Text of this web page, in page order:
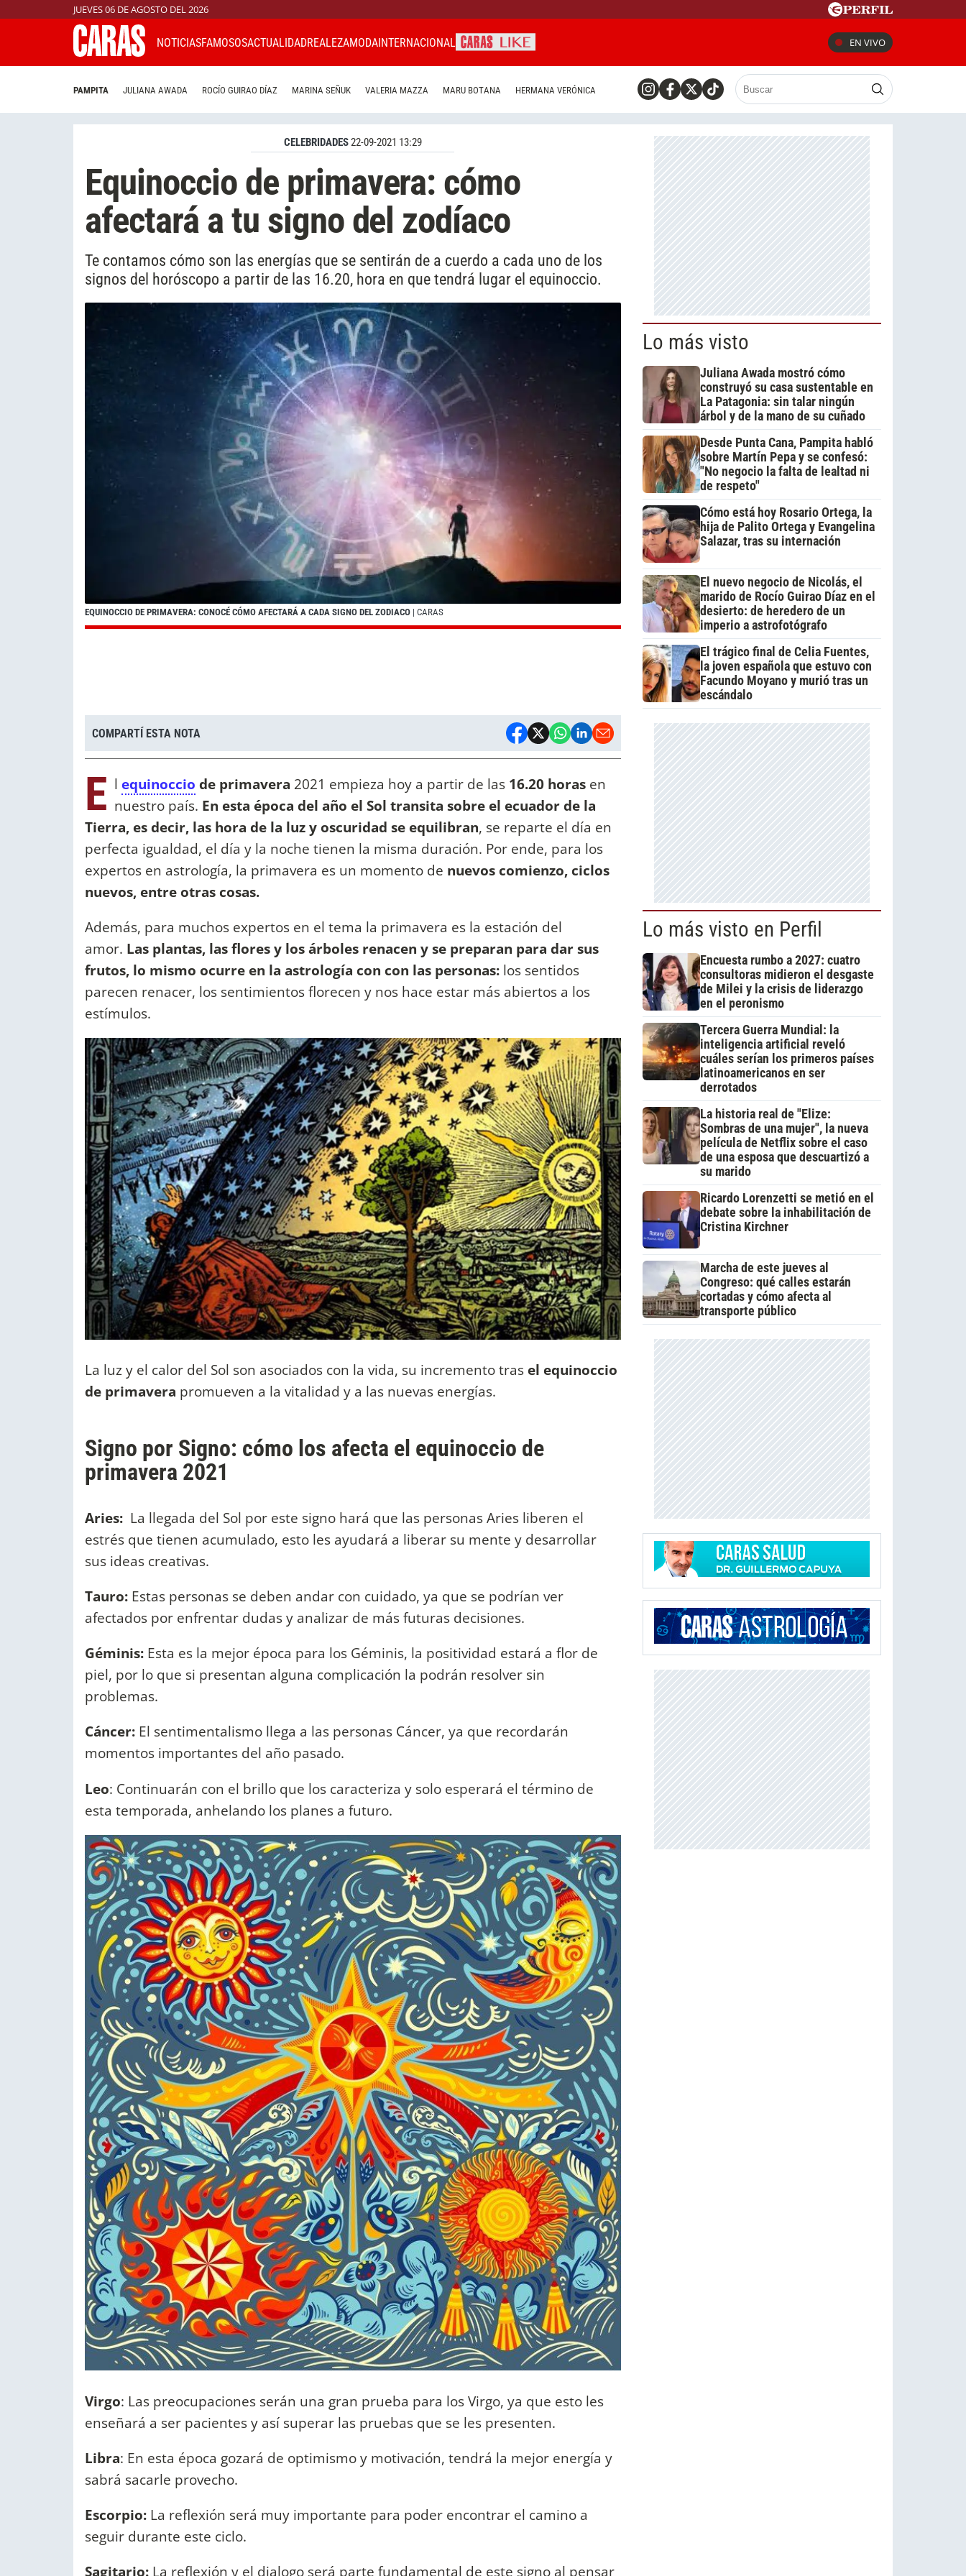
JUEVES 06 DE AGOSTO DEL 2026
NOTICIASFAMOSOSACTUALIDADREALEZAMODAINTERNACIONAL EN VIVO
PAMPITA JULIANA AWADA ROCÍO GUIRAO DÍAZ MARINA SEÑUK VALERIA MAZZA MARU BOTANA HERMANA VERÓNICA
CELEBRIDADES22-09-2021 13:29
Equinoccio de primavera: cómo
afectará a tu signo del zodíaco
Te contamos cómo son las energías que se sentirán de a cuerdo a cada uno de los
signos del horóscopo a partir de las 16.20, hora en que tendrá lugar el equinoccio.
EQUINOCCIO DE PRIMAVERA: CONOCÉ CÓMO AFECTARÁ A CADA SIGNO DEL ZODIACO | CARAS
COMPARTÍ ESTA NOTA
E l equinoccio de primavera 2021 empieza hoy a partir de las 16.20 horas en
nuestro país. En esta época del año el Sol transita sobre el ecuador de la
Tierra, es decir, las hora de la luz y oscuridad se equilibran, se reparte el día en
perfecta igualdad, el día y la noche tienen la misma duración. Por ende, para los
expertos en astrología, la primavera es un momento de nuevos comienzo, ciclos
nuevos, entre otras cosas.
Además, para muchos expertos en el tema la primavera es la estación del
amor. Las plantas, las flores y los árboles renacen y se preparan para dar sus
frutos, lo mismo ocurre en la astrología con con las personas: los sentidos
parecen renacer, los sentimientos florecen y nos hace estar más abiertos a los
estímulos.
La luz y el calor del Sol son asociados con la vida, su incremento tras el equinoccio
de primavera promueven a la vitalidad y a las nuevas energías.
Signo por Signo: cómo los afecta el equinoccio de
primavera 2021
Aries: La llegada del Sol por este signo hará que las personas Aries liberen el
estrés que tienen acumulado, esto les ayudará a liberar su mente y desarrollar
sus ideas creativas.
Tauro: Estas personas se deben andar con cuidado, ya que se podrían ver
afectados por enfrentar dudas y analizar de más futuras decisiones.
Géminis: Esta es la mejor época para los Géminis, la positividad estará a flor de
piel, por lo que si presentan alguna complicación la podrán resolver sin
problemas.
Cáncer: El sentimentalismo llega a las personas Cáncer, ya que recordarán
momentos importantes del año pasado.
Leo: Continuarán con el brillo que los caracteriza y solo esperará el término de
esta temporada, anhelando los planes a futuro.
Virgo: Las preocupaciones serán una gran prueba para los Virgo, ya que esto les
enseñará a ser pacientes y así superar las pruebas que se les presenten.
Libra: En esta época gozará de optimismo y motivación, tendrá la mejor energía y
sabrá sacarle provecho.
Escorpio: La reflexión será muy importante para poder encontrar el camino a
seguir durante este ciclo.
Sagitario: La reflexión y el dialogo será parte fundamental de este signo al pensar
Lo más visto
Juliana Awada mostró cómo
construyó su casa sustentable en
La Patagonia: sin talar ningún
árbol y de la mano de su cuñado
Desde Punta Cana, Pampita habló
sobre Martín Pepa y se confesó:
"No negocio la falta de lealtad ni
de respeto"
Cómo está hoy Rosario Ortega, la
hija de Palito Ortega y Evangelina
Salazar, tras su internación
El nuevo negocio de Nicolás, el
marido de Rocío Guirao Díaz en el
desierto: de heredero de un
imperio a astrofotógrafo
El trágico final de Celia Fuentes,
la joven española que estuvo con
Facundo Moyano y murió tras un
escándalo
Lo más visto en Perfil
Encuesta rumbo a 2027: cuatro
consultoras midieron el desgaste
de Milei y la crisis de liderazgo
en el peronismo
Tercera Guerra Mundial: la
inteligencia artificial reveló
cuáles serían los primeros países
latinoamericanos en ser
derrotados
La historia real de "Elize:
Sombras de una mujer", la nueva
película de Netflix sobre el caso
de una esposa que descuartizó a
su marido
Ricardo Lorenzetti se metió en el
debate sobre la inhabilitación de
Cristina Kirchner
Marcha de este jueves al
Congreso: qué calles estarán
cortadas y cómo afecta al
transporte público